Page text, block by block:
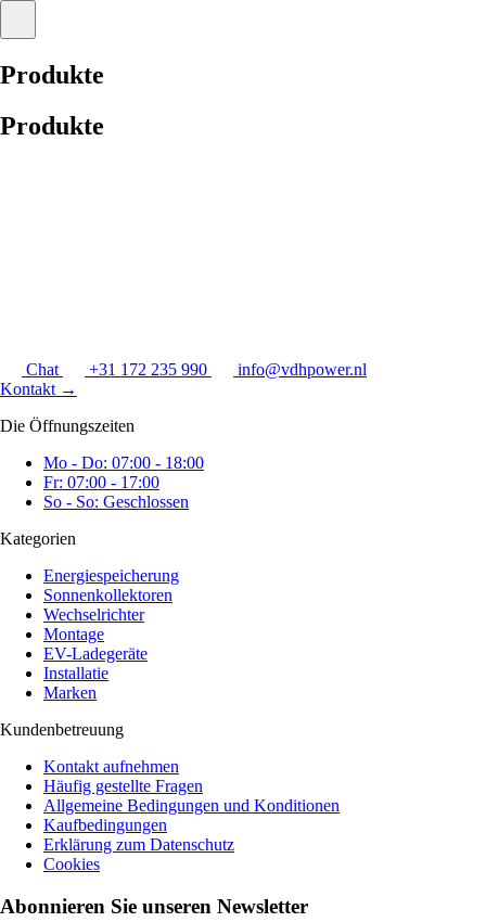
Produkte
Produkte
Chat +31 172 235 990
info@vdhpower.nl
Kontakt →
Die Öffnungszeiten
Mo - Do: 07:00 - 18:00
Fr: 07:00 - 17:00
So - So: Geschlossen
Kategorien
Energiespeicherung
Sonnenkollektoren
Wechselrichter
Montage
EV-Ladegeräte
Installatie
Marken
Kundenbetreuung
Kontakt aufnehmen
Häufig gestellte Fragen
Allgemeine Bedingungen und Konditionen
Kaufbedingungen
Erklärung zum Datenschutz
Cookies
Abonnieren Sie unseren Newsletter